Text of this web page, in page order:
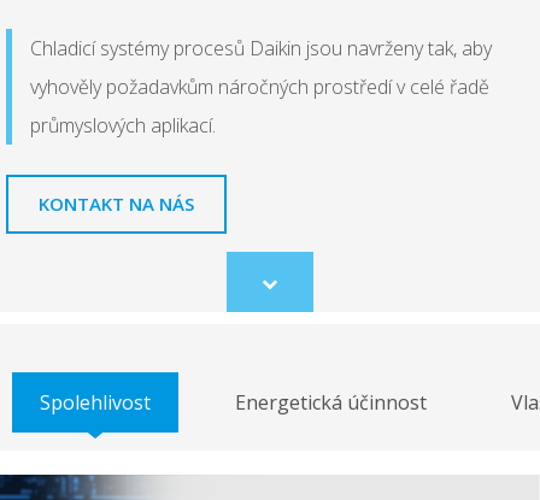
Chladicí systémy procesů Daikin jsou navrženy tak, aby
vyhověly požadavkům náročných prostředí v celé řadě
průmyslových aplikací.
KONTAKT NA NÁS
Scroll
to
Spolehlivost Energetická účinnost